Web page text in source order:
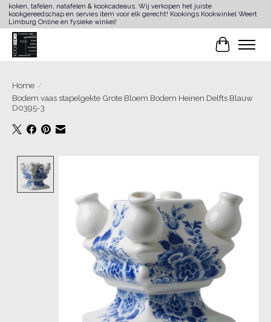
koken, tafelen, natafelen & kookcadeaus. Wij verkopen het juiste
kookgereedschap en servies item voor elk gerecht! Kookings Kookwinkel Weert
Limburg Online en fysieke winkel!
Home /
Bodem vaas stapelgekte Grote Bloem Bodem Heinen Delfts Blauw
D0395-3